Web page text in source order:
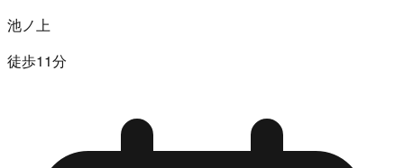
池ノ上
徒歩11分